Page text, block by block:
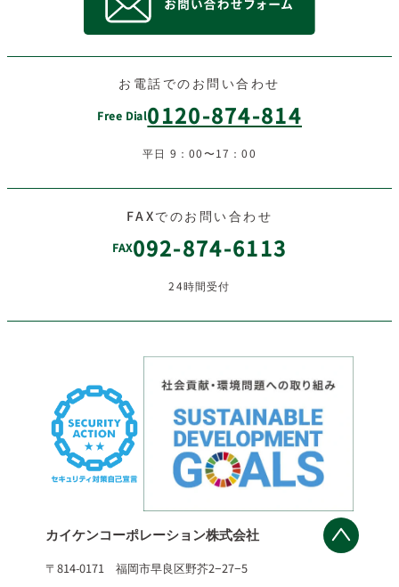
お電話でのお問い合わせ
Free Dial0120-874-814
平日 9：00〜17：00
FAXでのお問い合わせ
FAX092-874-6113
24時間受付
カイケンコーポレーション株式会社
〒814-0171 福岡市早良区野芥2−27−5